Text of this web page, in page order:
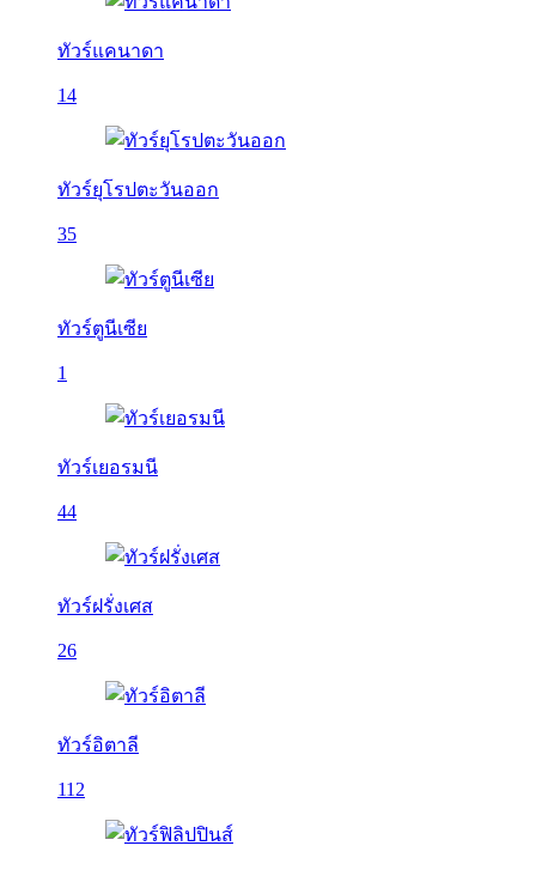
ทัวร์แคนาดา
14
ทัวร์ยุโรปตะวันออก
35
ทัวร์ตูนีเซีย
1
ทัวร์เยอรมนี
44
ทัวร์ฝรั่งเศส
26
ทัวร์อิตาลี
112